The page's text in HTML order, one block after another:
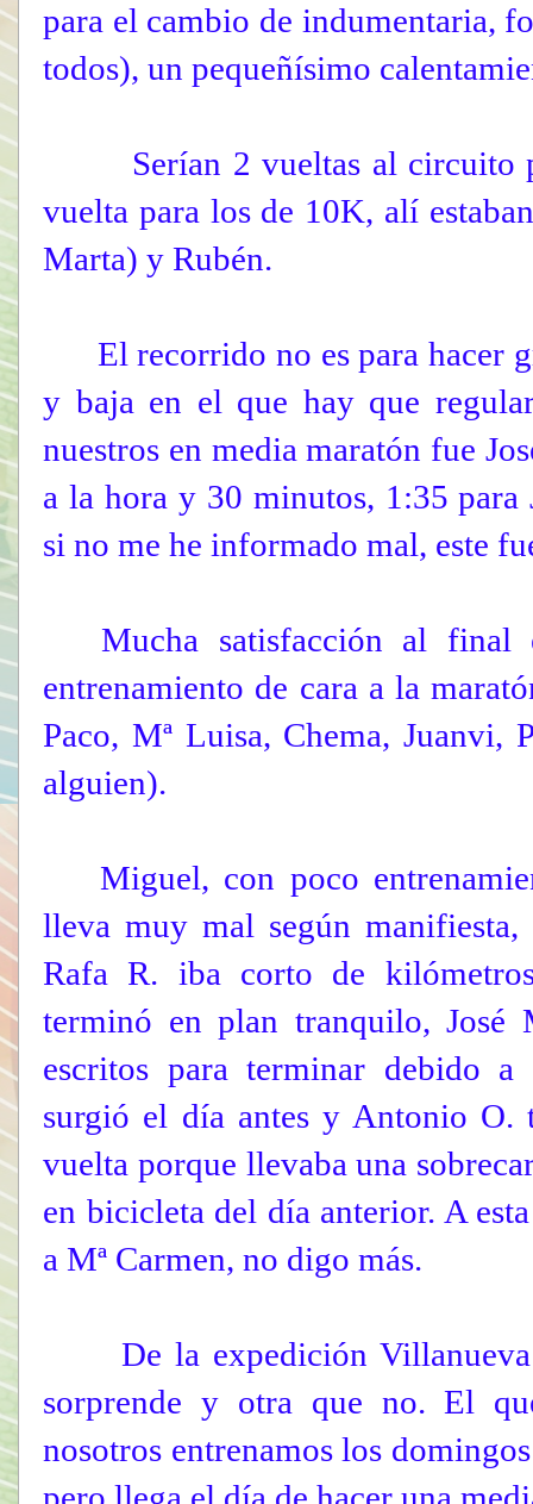
para el cambio de indumentaria,
todos), un pequeñísimo
Serían 2 vueltas al circuito
vuelta para los de 10K, alí
Marta) y Rubén.
El recorrido no es para hacer
y baja en el que hay que
nuestros en media maratón fue
a la hora y 30 minutos, 1:35
si no me he informado mal, este
Mucha satisfacción al final
entrenamiento de cara a la
Paco, Mª Luisa, Chema,
alguien).
Miguel, con poco
lleva muy mal según
Rafa R. iba corto de
terminó en plan tranquilo,
escritos para terminar debido
surgió el día antes y Antonio O.
vuelta porque llevaba una
en bicicleta del día anterior. A
a Mª Carmen, no digo más.
De la expedición Villanueva
sorprende y otra que no. El
nosotros entrenamos los